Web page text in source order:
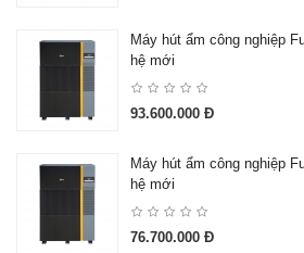
Máy hút ẩm công nghiệp
hệ mới
93.600.000 Đ
Máy hút ẩm công nghiệp
hệ mới
76.700.000 Đ